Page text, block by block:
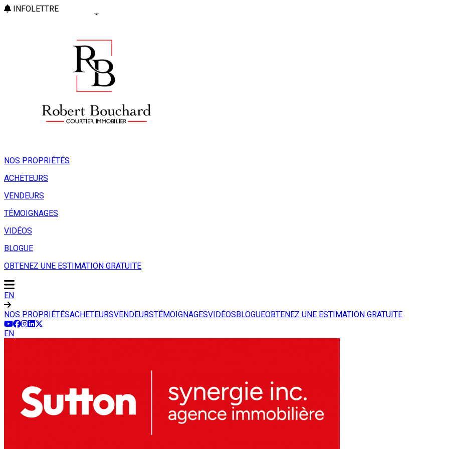
INFOLETTRE
NOS PROPRIÉTÉS
ACHETEURS
VENDEURS
TÉMOIGNAGES
VIDÉOS
BLOGUE
OBTENEZ UNE ESTIMATION GRATUITE
EN
NOS PROPRIÉTÉSACHETEURSVENDEURSTÉMOIGNAGESVIDÉOSBLOGUEOBTENEZ UNE ESTIMATION GRATUITE
EN